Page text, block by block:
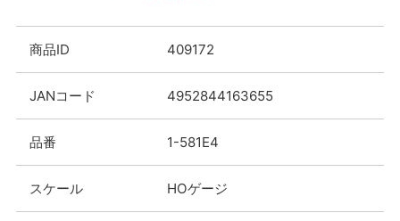
商品ID 409172
JANコード 4952844163655
品番 1-581E4
スケール HOゲージ